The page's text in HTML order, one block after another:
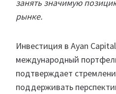
занять значимую
рынке.
Инвестиция в Ayan
международный
подтверждает
поддерживать